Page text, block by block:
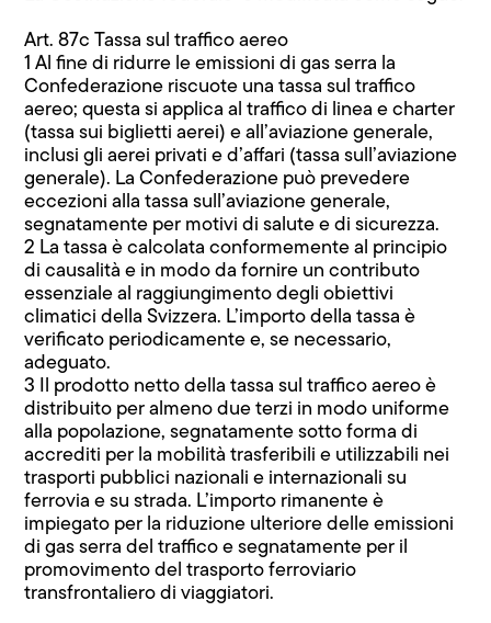
Art. 87c Tassa sul traffico aereo
1 Al fine di ridurre le emissioni di gas serra la
Confederazione riscuote una tassa sul traffico
aereo; questa si applica al traffico di linea e charter
(tassa sui biglietti aerei) e all’aviazione generale,
inclusi gli aerei privati e d’affari (tassa sull’aviazione
generale). La Confederazione può prevedere
eccezioni alla tassa sull’aviazione generale,
segnatamente per motivi di salute e di sicurezza.
2 La tassa è calcolata conformemente al principio
di causalità e in modo da fornire un contributo
essenziale al raggiungimento degli obiettivi
climatici della Svizzera. L’importo della tassa è
verificato periodicamente e, se necessario,
adeguato.
3 Il prodotto netto della tassa sul traffico aereo è
distribuito per almeno due terzi in modo uniforme
alla popolazione, segnatamente sotto forma di
accrediti per la mobilità trasferibili e utilizzabili nei
trasporti pubblici nazionali e internazionali su
ferrovia e su strada. L’importo rimanente è
impiegato per la riduzione ulteriore delle emissioni
di gas serra del traffico e segnatamente per il
promovimento del trasporto ferroviario
transfrontaliero di viaggiatori.